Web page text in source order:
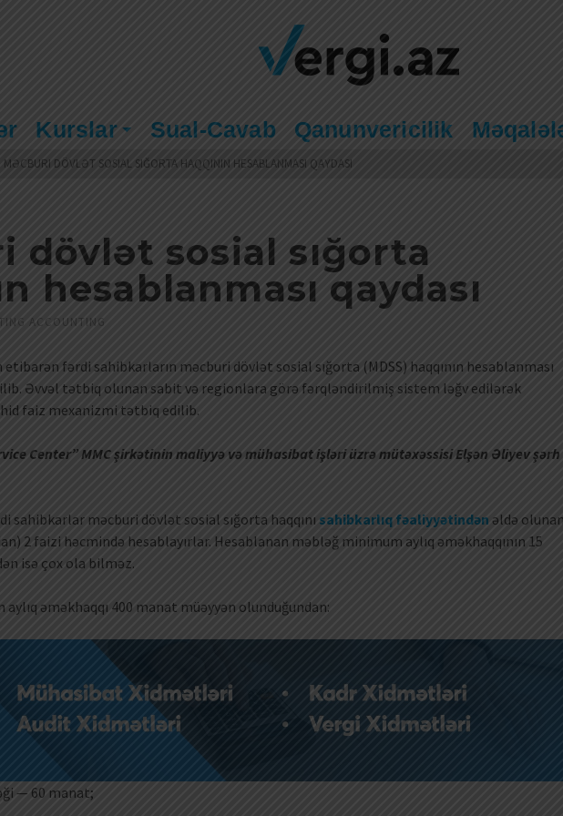
Kurslar Sual-Cavab Qanunvericilik
MƏCBURI DÖVLƏT SOSIAL SIĞORTA HAQQININ HESABLANMASI QAYDASI
dövlət sosial sığorta
hesablanması qaydası
ACCOUNTING
etibarən fərdi sahibkarların məcburi dövlət sosial sığorta (MDSS) haqqının hesablanması
Əvvəl tətbiq olunan sabit və regionlara görə fərqləndirilmiş sistem ləğv edilərək
faiz mexanizmi tətbiq edilib.
Center” MMC şirkətinin maliyyə və mühasibat işləri üzrə mütəxəssisi Elşən Əliyev şərh
sahibkarlar məcburi dövlət sosial sığorta haqqını sahibkarlıq fəaliyyətindən əldə
2 faizi həcmində hesablayırlar. Hesablanan məbləğ minimum aylıq əməkhaqqının 15
isə çox ola bilməz.
əməkhaqqı 400 manat müəyyən olunduğundan:
— 60 manat;